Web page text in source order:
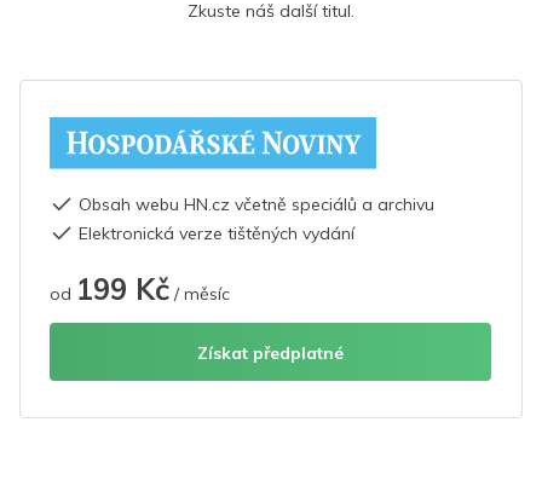
Zkuste náš další titul.
Obsah webu HN.cz včetně speciálů a archivu
Elektronická verze tištěných vydání
od 199 Kč / měsíc
Získat předplatné